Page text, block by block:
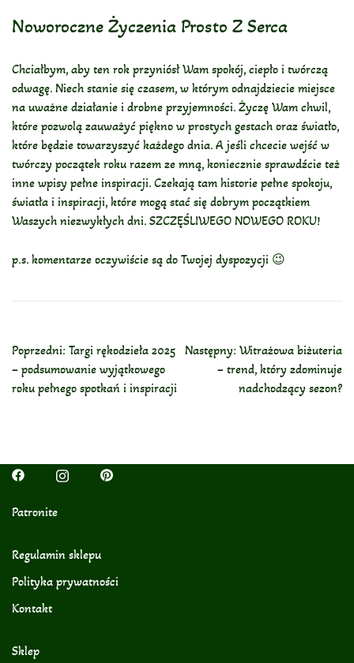
Noworoczne Życzenia Prosto Z Serca
Chciałbym, aby ten rok przyniósł Wam spokój, ciepło i twórczą
odwagę. Niech stanie się czasem, w którym odnajdziecie miejsce
na uważne działanie i drobne przyjemności. Życzę Wam chwil,
które pozwolą zauważyć piękno w prostych gestach oraz światło,
które będzie towarzyszyć każdego dnia. A jeśli chcecie wejść w
twórczy początek roku razem ze mną, koniecznie sprawdźcie też
inne wpisy pełne inspiracji. Czekają tam historie pełne spokoju,
światła i inspiracji, które mogą stać się dobrym początkiem
Waszych niezwykłych dni. SZCZĘŚLIWEGO NOWEGO ROKU!
p.s. komentarze oczywiście są do Twojej dyspozycji 😉
Nawigacja
Wpisu
Poprzedni: Targi rękodzieła 2025
– podsumowanie wyjątkowego
roku pełnego spotkań i inspiracji
Następny: Witrażowa biżuteria
– trend, który zdominuje
nadchodzący sezon?
Patronite
Regulamin sklepu
Polityka prywatności
Kontakt
Sklep